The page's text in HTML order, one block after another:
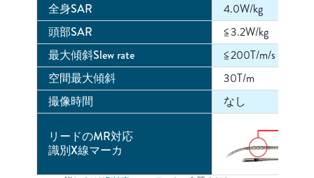
全身SAR
4.0W/kg
頭部SAR
≦3.2W/kg
最大傾斜Slew rate
≦200T/m/s
空間最大傾斜
30T/m
撮像時間
なし
リードのMR対応
識別X線マーカ